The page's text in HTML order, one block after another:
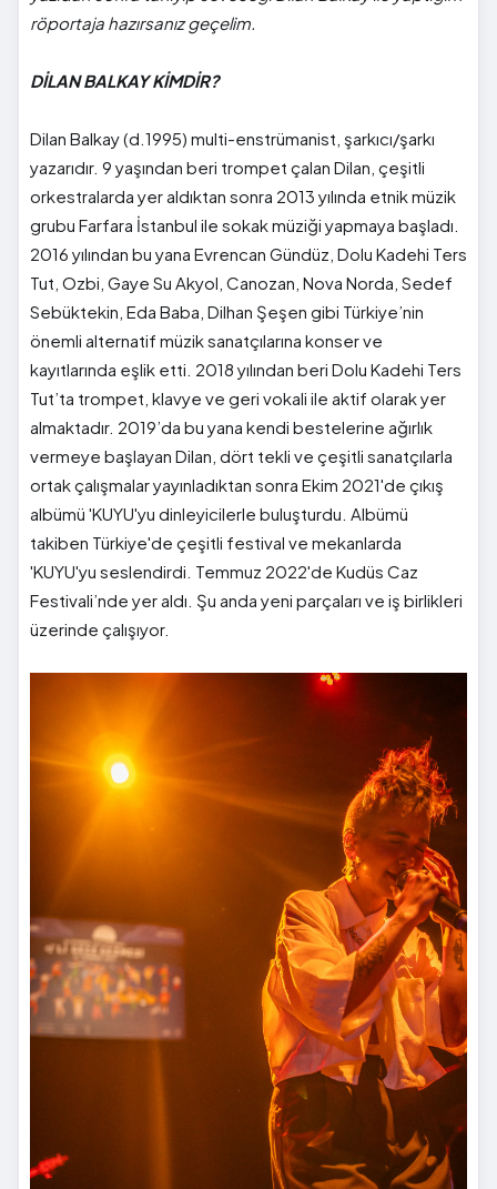
röportaja hazırsanız geçelim.
DİLAN BALKAY KİMDİR?
Dilan Balkay (d.1995) multi-enstrümanist, şarkıcı/şarkı
yazarıdır. 9 yaşından beri trompet çalan Dilan, çeşitli
orkestralarda yer aldıktan sonra 2013 yılında etnik müzik
grubu Farfara İstanbul ile sokak müziği yapmaya başladı.
2016 yılından bu yana Evrencan Gündüz, Dolu Kadehi Ters
Tut, Ozbi, Gaye Su Akyol, Canozan, Nova Norda, Sedef
Sebüktekin, Eda Baba, Dilhan Şeşen gibi Türkiye’nin
önemli alternatif müzik sanatçılarına konser ve
kayıtlarında eşlik etti. 2018 yılından beri Dolu Kadehi Ters
Tut’ta trompet, klavye ve geri vokali ile aktif olarak yer
almaktadır. 2019’da bu yana kendi bestelerine ağırlık
vermeye başlayan Dilan, dört tekli ve çeşitli sanatçılarla
ortak çalışmalar yayınladıktan sonra Ekim 2021'de çıkış
albümü 'KUYU'yu dinleyicilerle buluşturdu. Albümü
takiben Türkiye'de çeşitli festival ve mekanlarda
'KUYU'yu seslendirdi. Temmuz 2022'de Kudüs Caz
Festivali’nde yer aldı. Şu anda yeni parçaları ve iş birlikleri
üzerinde çalışıyor.